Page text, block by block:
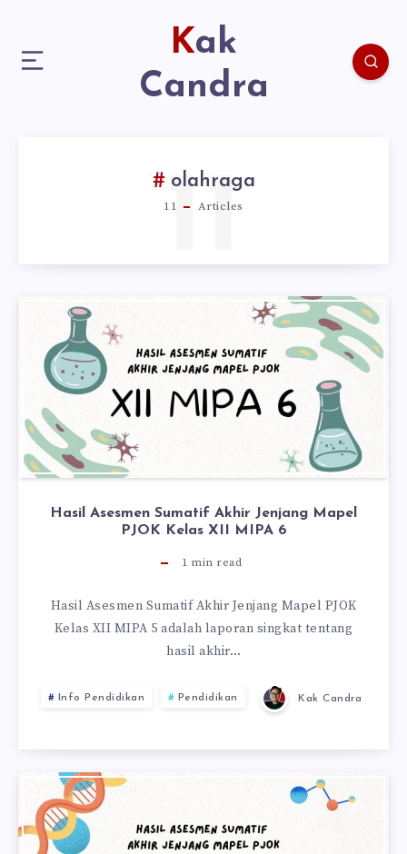
Kak
Candra
olahraga
11 Articles
11
Hasil Asesmen Sumatif Akhir Jenjang Mapel
PJOK Kelas XII MIPA 6
1 min read
Hasil Asesmen Sumatif Akhir Jenjang Mapel PJOK
Kelas XII MIPA 5 adalah laporan singkat tentang
hasil akhir…
Info Pendidikan Pendidikan Kak Candra